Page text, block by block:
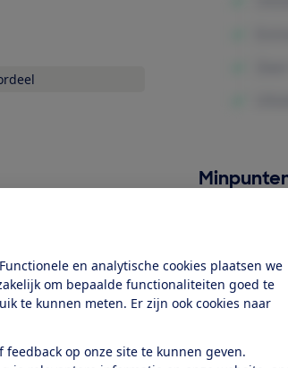
en analytische cookies plaatsen we
om bepaalde functionaliteiten goed te
te kunnen meten. Er zijn ook cookies naar
feedback op onze site te kunnen geven.
deze test?
in